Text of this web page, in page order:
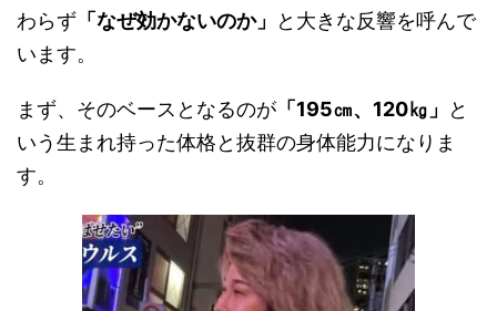
わらず 「なぜ効かないのか」
と大きな反響を呼んで
います。
まず、そのベースとなるのが 「195㎝、120㎏」
と
いう生まれ持った体格と抜群の身体能力になりま
す。